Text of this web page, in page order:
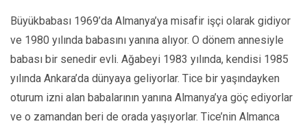
Büyükbabası 1969’da Almanya’ya misafir işçi olarak gidiyor
ve 1980 yılında babasını yanına alıyor. O dönem annesiyle
babası bir senedir evli. Ağabeyi 1983 yılında, kendisi 1985
yılında Ankara’da dünyaya geliyorlar. Tice bir yaşındayken
oturum izni alan babalarının yanına Almanya’ya göç ediyorlar
ve o zamandan beri de orada yaşıyorlar. Tice’nin Almanca